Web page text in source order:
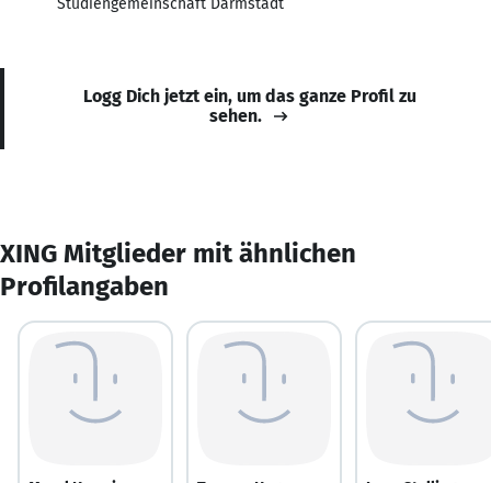
Logg Dich jetzt ein, um das ganze Profil zu
sehen.
XING Mitglieder mit ähnlichen
Profilangaben